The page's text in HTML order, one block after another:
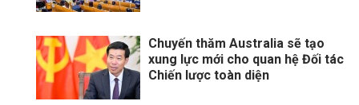
Chuyến thăm Australia sẽ tạo
xung lực mới cho quan hệ Đối tác
Chiến lược toàn diện